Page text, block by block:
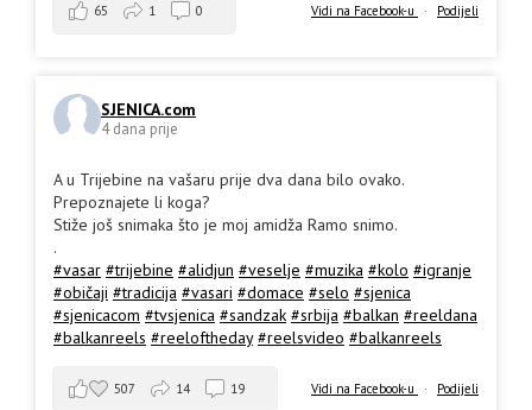
Vidi na Facebook-u · Podijeli
65 1 0
SJENICA.com
4 dana prije
A u Trijebine na vašaru prije dva dana bilo ovako.
Prepoznajete li koga?
Stiže još snimaka što je moj amidža Ramo snimo.
.
#vasar #trijebine #alidjun #veselje #muzika #kolo #igranje
#običaji #tradicija #vasari #domace #selo #sjenica
#sjenicacom #tvsjenica #sandzak #srbija #balkan #reeldana
#balkanreels #reeloftheday #reelsvideo #balkanreels
Vidi na Facebook-u · Podijeli
507 14 19